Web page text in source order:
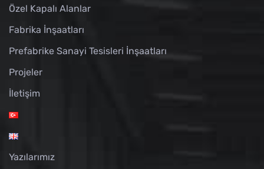
Özel Kapalı Alanlar
Fabrika İnşaatları
Prefabrike Sanayi Tesisleri İnşaatları
Projeler
İletişim
Yazılarımız